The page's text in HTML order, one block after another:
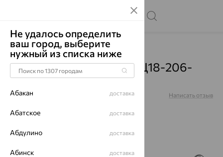
Главная Каталог Цепи
Цепь, золото, белый, НЦ18-206-
3D0,80
Артикул:
Написать отзыв
Не удалось определить
ваш город, выберите
нужный из списка ниже
Абакан доставка
Абатское доставка
Абдулино доставка
Абинск доставка